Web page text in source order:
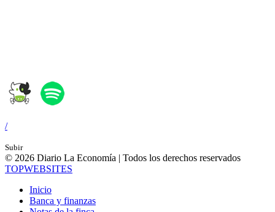
/
Subir
© 2026 Diario La Economía | Todos los derechos reservados
TOPWEBSITES
Inicio
Banca y finanzas